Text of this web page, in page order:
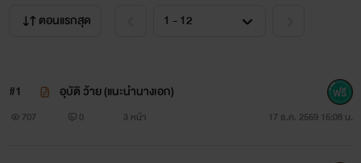
ในสายตาคนอื่น ผมอาจจะเป็นคน นิ่งเงียบ สุขุม เย็นชา เป็น
ตอนแรกสุด
#1 อุบัติ ว้าย (แนะนำนางเอก)
707 0 3 หน้า 17 ธ.ค. 2559 15:08 น.